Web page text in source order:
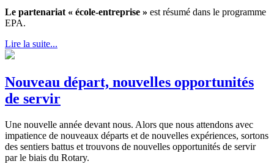
Le partenariat « école-entreprise » est résumé dans le programme
EPA.
Lire la suite...
Nouveau départ, nouvelles opportunités
de servir
Une nouvelle année devant nous. Alors que nous attendons avec
impatience de nouveaux départs et de nouvelles expériences, sortons
des sentiers battus et trouvons de nouvelles opportunités de servir
par le biais du Rotary.